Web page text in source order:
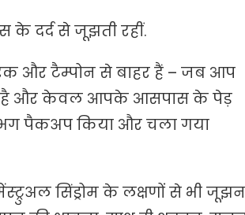
दर्द से जूझती रहीं.
और टैम्पोन से बाहर हैं – जब आप
है और केवल आपके आसपास के पेड़
पैकअप किया और चला गया
सिंड्रोम के लक्षणों से भी